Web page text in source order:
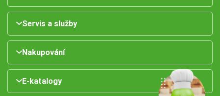
Servis a služby
Nakupování
E-katalogy